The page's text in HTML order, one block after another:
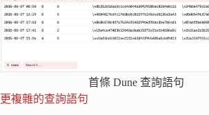
首條 Dune 查詢語句
更複雜的查詢語句